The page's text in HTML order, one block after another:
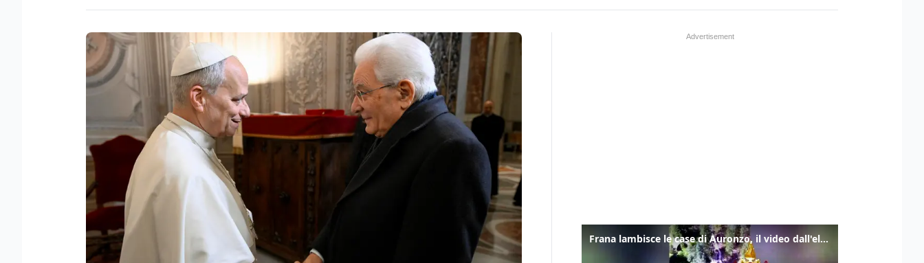
Frana lambisce le case di Auronzo, il video dall'elicottero dei vigili del fuoco